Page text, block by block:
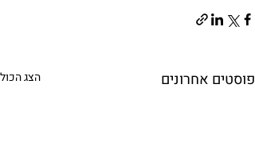
פוסטים אחרונים הצג הכול